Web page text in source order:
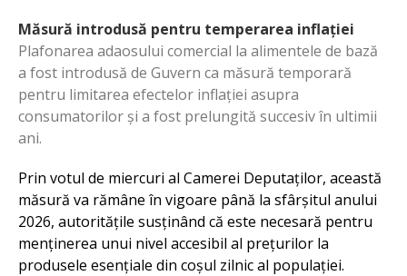
Măsură introdusă pentru temperarea inflației
Plafonarea adaosului comercial la alimentele de bază
a fost introdusă de Guvern ca măsură temporară
pentru limitarea efectelor inflației asupra
consumatorilor și a fost prelungită succesiv în ultimii
ani.
Prin votul de miercuri al Camerei Deputaților, această
măsură va rămâne în vigoare până la sfârșitul anului
2026, autoritățile susținând că este necesară pentru
menținerea unui nivel accesibil al prețurilor la
produsele esențiale din coșul zilnic al populației.